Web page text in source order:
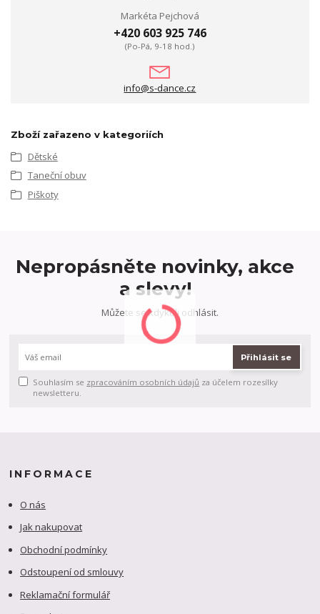
Markéta Pejchová
+420 603 925 746
(Po-Pá, 9-18 hod.)
info@s-dance.cz
Zboží zařazeno v kategoriích
Dětské
Taneční obuv
Piškoty
Nepropásněte novinky, akce
a slevy!
Můžete se kdykoli odhlásit.
Přihlásit se
Souhlasím se zpracováním osobních údajů za účelem rozesílky
newsletteru.
INFORMACE
O nás
Jak nakupovat
Obchodní podmínky
Odstoupení od smlouvy
Reklamační formulář